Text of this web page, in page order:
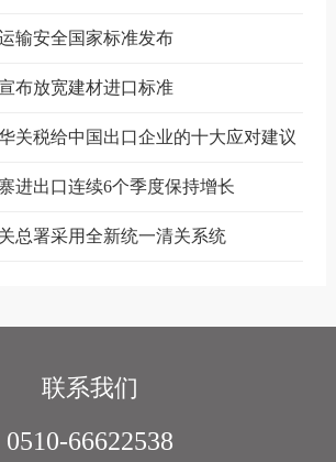
输安全国家标准发布
布放宽建材进口标准
关税给中国出口企业的十大应对建议
进出口连续6个季度保持增长
总署采用全新统一清关系统
联系我们
0510-66622538